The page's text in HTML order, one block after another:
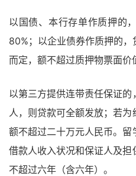
以国债、本行存单作质押的
80%；以企业债券作质押的
而定，额不超过质押物票面价
以第三方提供连带责任保证
人，则贷款可全额发放；若
额不超过二十万元人民币。留
借款人收入状况和保证人及
不超过六年（含六年）。